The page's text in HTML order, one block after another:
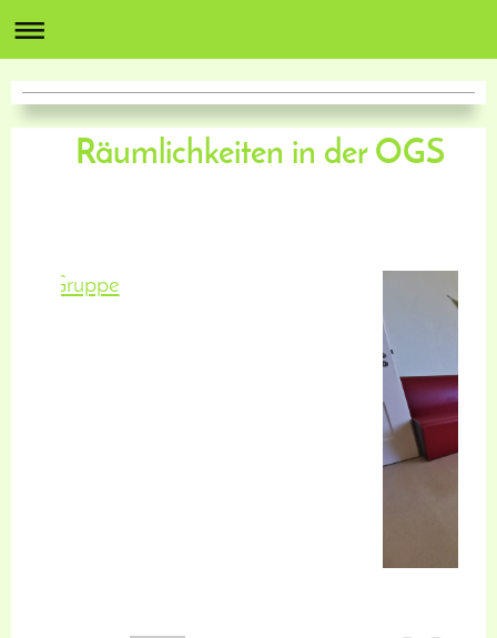
Räumlichkeiten in der OGS